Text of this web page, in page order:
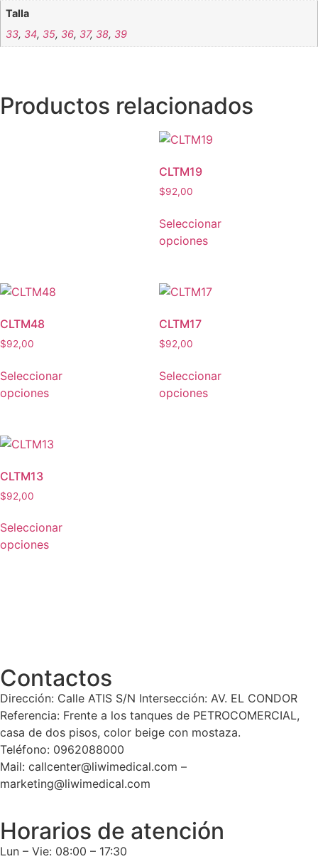
Talla
33, 34, 35, 36, 37, 38, 39
Productos relacionados
CLTM19
$92,00
Seleccionar
opciones
CLTM48
$92,00
Seleccionar
opciones
CLTM17
$92,00
Seleccionar
opciones
CLTM13
$92,00
Seleccionar
opciones
Contactos
Dirección: Calle ATIS S/N Intersección: AV. EL CONDOR
Referencia: Frente a los tanques de PETROCOMERCIAL,
casa de dos pisos, color beige con mostaza.
Teléfono: 0962088000
Mail: callcenter@liwimedical.com –
marketing@liwimedical.com
Horarios de atención
Lun – Vie: 08:00 – 17:30